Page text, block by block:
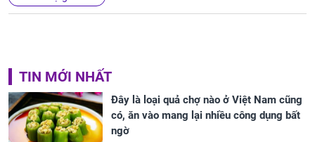
TIN MỚI NHẤT
Đây là loại quả chợ nào ở Việt Nam cũng
có, ăn vào mang lại nhiều công dụng bất
ngờ